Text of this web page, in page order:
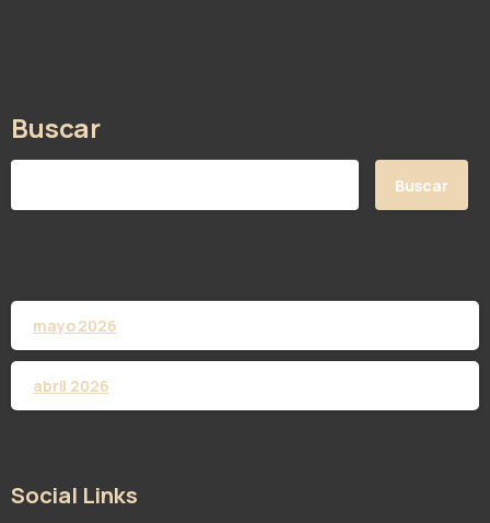
Buscar
Buscar
mayo 2026
abril 2026
Social Links